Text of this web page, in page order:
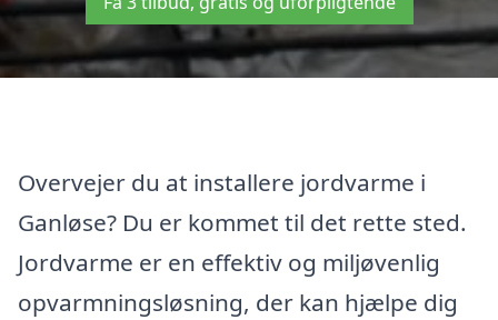
Overvejer du at installere jordvarme i
Ganløse? Du er kommet til det rette sted.
Jordvarme er en effektiv og miljøvenlig
opvarmningsløsning, der kan hjælpe dig